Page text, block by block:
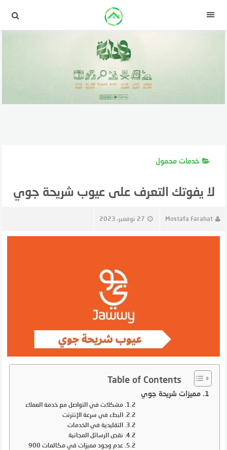
القائمة
خدمات محمول
لا يفوتك التعرف على عيوب شريحة جوي
Mostafa Farahat 27 نوفمبر، 2023
Table of Contents
مميزات شريحة جوي
مشكلات في التواصل مع خدمة العملاء
البطء في سرعة الإنترنت
التقليدية في الخدمات
نقص الرسائل المجانية
عدم وجود مميزات في مكالمات 900